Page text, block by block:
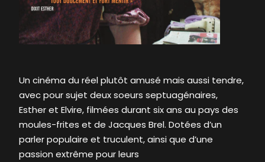
Un cinéma du réel plutôt amusé mais aussi tendre,
avec pour sujet deux soeurs septuagénaires,
Esther et Elvire, filmées durant six ans au pays des
moules-frites et de Jacques Brel. Dotées d’un
parler populaire et truculent, ainsi que d’une
passion extrême pour leurs